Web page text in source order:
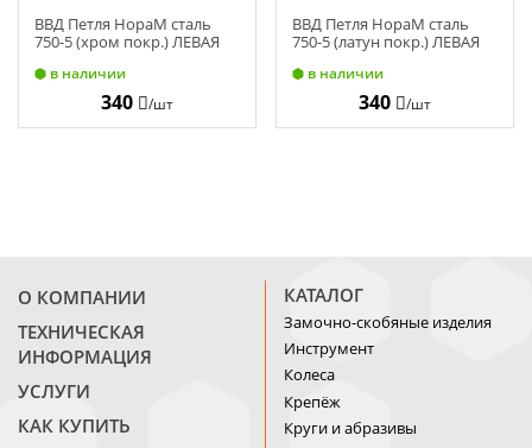
ВВД Петля НораМ сталь
750-5 (хром покр.) ЛЕВАЯ
в наличии
340 /шт
ВВД Петля НораМ сталь
750-5 (латун покр.) ЛЕВАЯ
в наличии
340 /шт
О КОМПАНИИ
ТЕХНИЧЕСКАЯ
ИНФОРМАЦИЯ
УСЛУГИ
КАК КУПИТЬ
КАТАЛОГ
Замочно-скобяные изделия
Инструмент
Колеса
Крепёж
Круги и абразивы